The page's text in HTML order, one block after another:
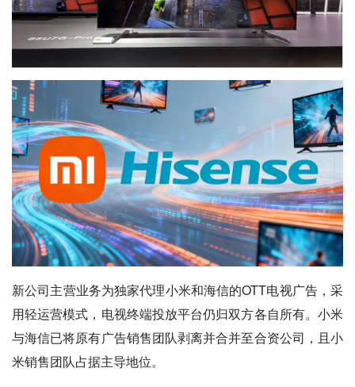
新公司主营业务为独家代理小米和海信的OTT电视广告，采
用轻运营模式，电视终端投放平台仍归双方各自所有。小米
与海信已将原有广告销售团队剥离并合并至合资公司，且小
米销售团队占据主导地位。